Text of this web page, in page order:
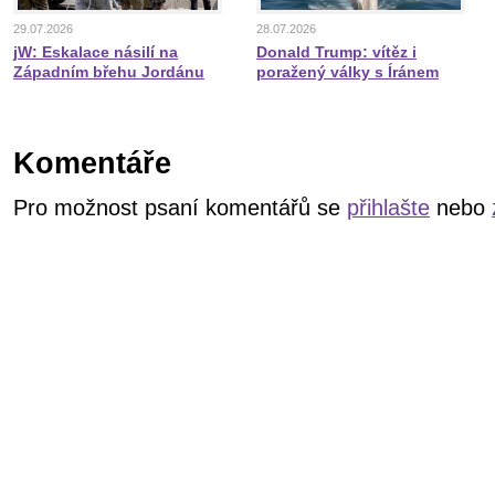
29.07.2026
jW: Eskalace násilí na
Západním břehu Jordánu
28.07.2026
Donald Trump: vítěz i
poražený války s Íránem
Komentáře
Pro možnost psaní komentářů se přihlašte nebo